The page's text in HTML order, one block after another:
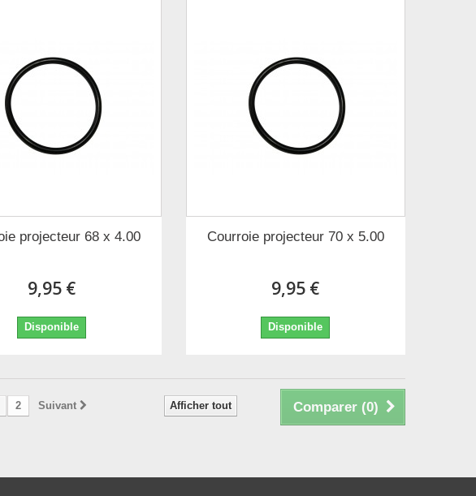
projecteur 68 x 4.00
9,95 €
Disponible
Courroie projecteur 70 x 5.00
9,95 €
Disponible
Comparer (0)
Afficher tout
2 Suivant